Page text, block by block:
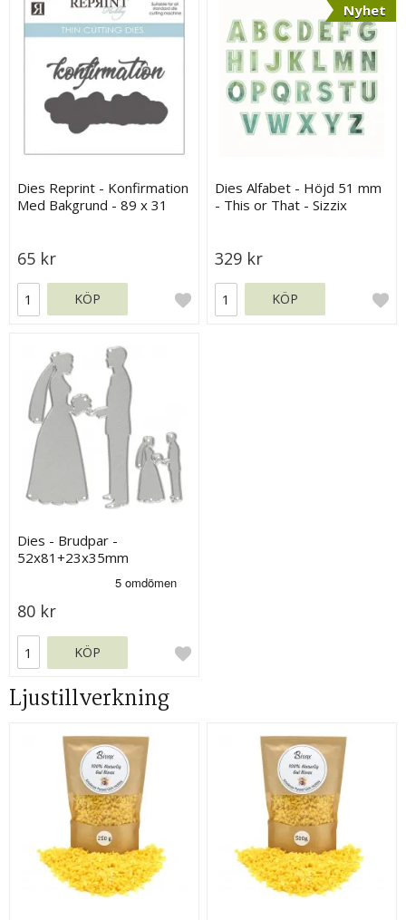
Dies Reprint - Konfirmation
Med Bakgrund - 89 x 31
65 kr
KÖP
Nyhet
Dies Alfabet - Höjd 51 mm
- This or That - Sizzix
329 kr
KÖP
Dies - Brudpar -
52x81+23x35mm
80 kr
KÖP
Ljustillverkning